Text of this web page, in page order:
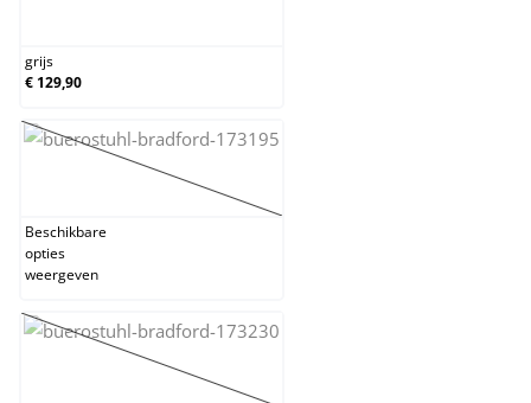
grijs
€ 129,90
wit
(Deze optie is momenteel niet beschikbaar.)
Beschikbare
opties
weergeven
zwart
(Deze optie is momenteel niet beschikbaar.)